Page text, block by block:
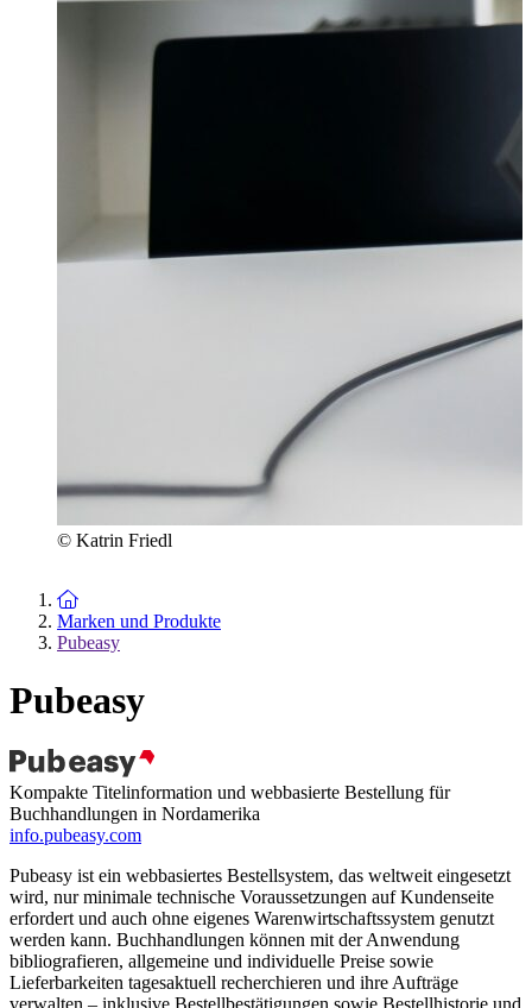
© Katrin Friedl
Zur Startseite
Marken und Produkte
Pubeasy
Pubeasy
Kompakte Titelinformation und webbasierte Bestellung für
Buchhandlungen in Nordamerika
info.pubeasy.com
Pubeasy ist ein webbasiertes Bestellsystem, das weltweit eingesetzt
wird, nur minimale technische Voraussetzungen auf Kundenseite
erfordert und auch ohne eigenes Warenwirtschaftssystem genutzt
werden kann. Buchhandlungen können mit der Anwendung
bibliografieren, allgemeine und individuelle Preise sowie
Lieferbarkeiten tagesaktuell recherchieren und ihre Aufträge
verwalten – inklusive Bestellbestätigungen sowie Bestellhistorie und